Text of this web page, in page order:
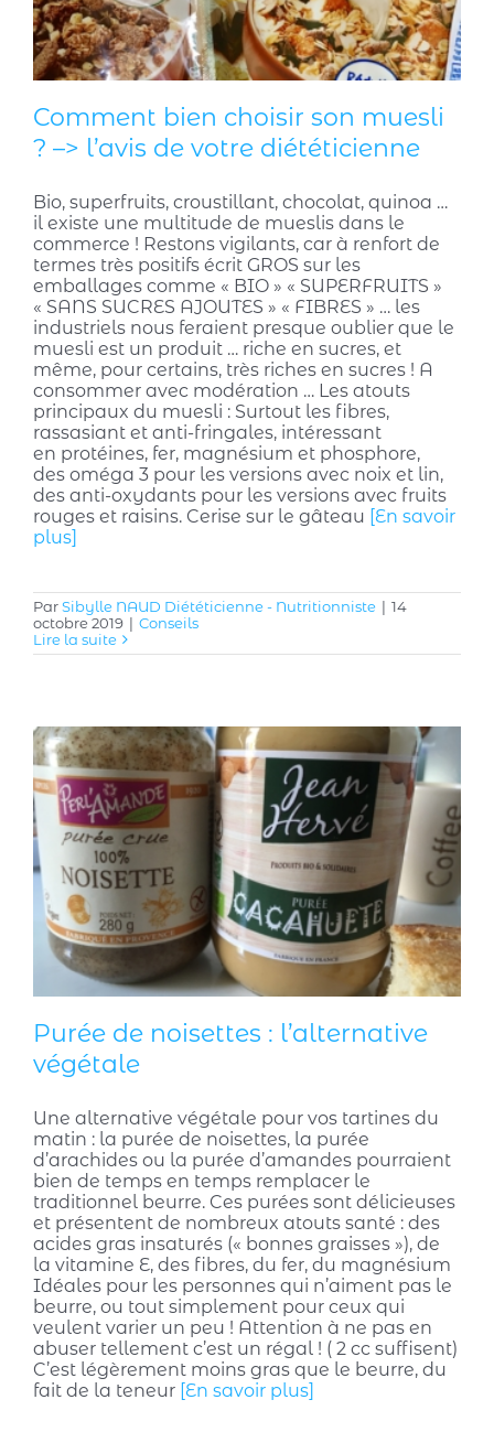
Comment bien choisir son muesli
? –> l’avis de votre diététicienne
Bio, superfruits, croustillant, chocolat, quinoa …
il existe une multitude de mueslis dans le
commerce ! Restons vigilants, car à renfort de
termes très positifs écrit GROS sur les
emballages comme « BIO » « SUPERFRUITS »
« SANS SUCRES AJOUTES » « FIBRES » … les
industriels nous feraient presque oublier que le
muesli est un produit … riche en sucres, et
même, pour certains, très riches en sucres ! A
consommer avec modération … Les atouts
principaux du muesli : Surtout les fibres,
rassasiant et anti-fringales, intéressant
en protéines, fer, magnésium et phosphore,
des oméga 3 pour les versions avec noix et lin,
des anti-oxydants pour les versions avec fruits
rouges et raisins. Cerise sur le gâteau [En savoir
plus]
ParSibylle NAUD Diététicienne - Nutritionniste | 14
octobre 2019 | Conseils
Lire la suite
Purée de noisettes : l’alternative
végétale
Une alternative végétale pour vos tartines du
matin : la purée de noisettes, la purée
d’arachides ou la purée d’amandes pourraient
bien de temps en temps remplacer le
traditionnel beurre. Ces purées sont délicieuses
et présentent de nombreux atouts santé : des
acides gras insaturés (« bonnes graisses »), de
la vitamine E, des fibres, du fer, du magnésium
Idéales pour les personnes qui n’aiment pas le
beurre, ou tout simplement pour ceux qui
veulent varier un peu ! Attention à ne pas en
abuser tellement c’est un régal ! ( 2 cc suffisent)
C’est légèrement moins gras que le beurre, du
fait de la teneur [En savoir plus]